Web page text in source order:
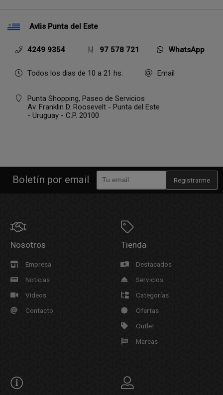
Avlis Punta del Este
4249 9354 97 578 721 WhatsApp
Todos los dias de 10 a 21 hs. Email
Punta Shopping, Paseo de Servicios
Av. Franklin D. Roosevelt - Punta del Este
- Uruguay - C.P. 20100
Boletín por email Registrarme
Nosotros
Empresa
Noticias
Videos
Contacto
Tienda
Destacados
Servicios
Categorías
Ofertas
Outlet
Marcas